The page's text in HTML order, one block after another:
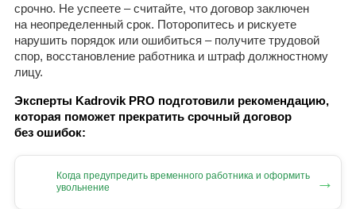
срочно. Не успеете – считайте, что договор заключен
на неопределенный срок. Поторопитесь и рискуете
нарушить порядок или ошибиться – получите трудовой
спор, восстановление работника и штраф должностному
лицу.
Эксперты Kadrovik PRO подготовили рекомендацию,
которая поможет прекратить срочный договор
без ошибок:
Когда предупредить временного работника и оформить
увольнение
→